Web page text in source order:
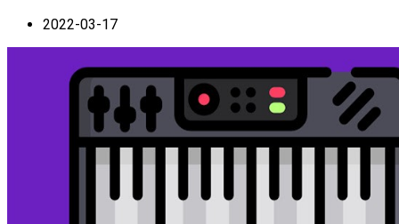
2022-03-17